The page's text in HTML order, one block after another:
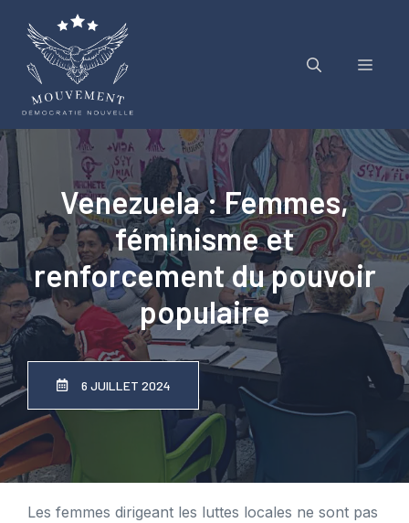
contenu
Menu
Venezuela : Femmes,
féminisme et
renforcement du pouvoir
populaire
6 JUILLET 2024
Les femmes dirigeant les luttes locales ne sont pas